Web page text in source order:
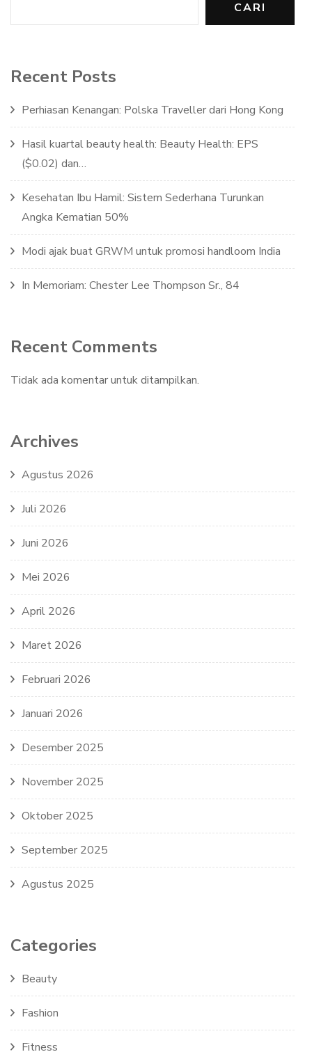
CARI
Recent Posts
Perhiasan Kenangan: Polska Traveller dari Hong Kong
Hasil kuartal beauty health: Beauty Health: EPS
($0.02) dan…
Kesehatan Ibu Hamil: Sistem Sederhana Turunkan
Angka Kematian 50%
Modi ajak buat GRWM untuk promosi handloom India
In Memoriam: Chester Lee Thompson Sr., 84
Recent Comments
Tidak ada komentar untuk ditampilkan.
Archives
Agustus 2026
Juli 2026
Juni 2026
Mei 2026
April 2026
Maret 2026
Februari 2026
Januari 2026
Desember 2025
November 2025
Oktober 2025
September 2025
Agustus 2025
Categories
Beauty
Fashion
Fitness